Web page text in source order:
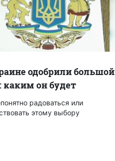
одобрили большой
каким он будет
радоваться или
этому выбору